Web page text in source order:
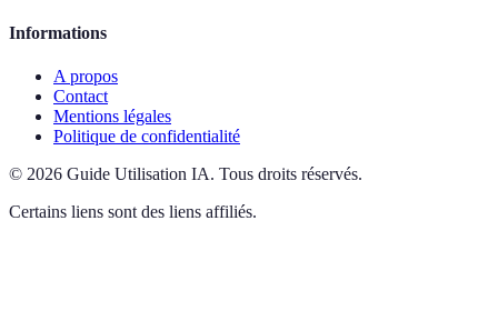
Informations
A propos
Contact
Mentions légales
Politique de confidentialité
© 2026 Guide Utilisation IA. Tous droits réservés.
Certains liens sont des liens affiliés.